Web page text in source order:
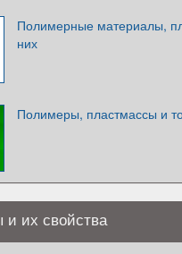
Полимерные материалы,
них
Полимеры, пластмассы и
их свойства